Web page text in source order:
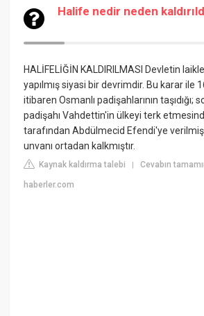
Halife nedir neden
HALİFELİĞİN KALDIRILMASI Devletin
yapılmış siyasi bir devrimdir. Bu karar ile
itibaren Osmanlı padişahlarının taşıdığı;
padişahı Vahdettin'in ülkeyi terk
tarafından Abdülmecid Efendi'ye
unvanı ortadan kalkmıştır.
Kaynak kaldırma talebi |Cevabın
haberler.com